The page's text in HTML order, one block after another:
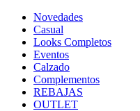
Novedades
Casual
Looks Completos
Eventos
Calzado
Complementos
REBAJAS
OUTLET